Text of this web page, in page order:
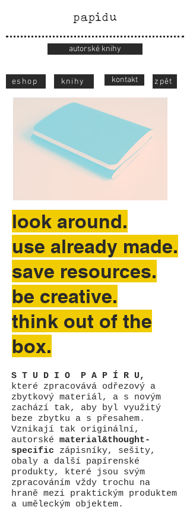
autorské knihy
eshop knihy kontakt zpět
look around.
use already made.
save resources.
be creative.
think out of the
box.
S T U D I O P A P Í R U,
které zpracovává odřezový a
zbytkový materiál, a s novým
zachází tak, aby byl využitý
beze zbytku a s přesahem.
Vznikají tak originální,
autorské material&thought-
specific zápisníky, sešity,
obaly a další papírenské
produkty, které jsou svým
zpracováním vždy trochu na
hraně mezi praktickým produktem
a uměleckým objektem.